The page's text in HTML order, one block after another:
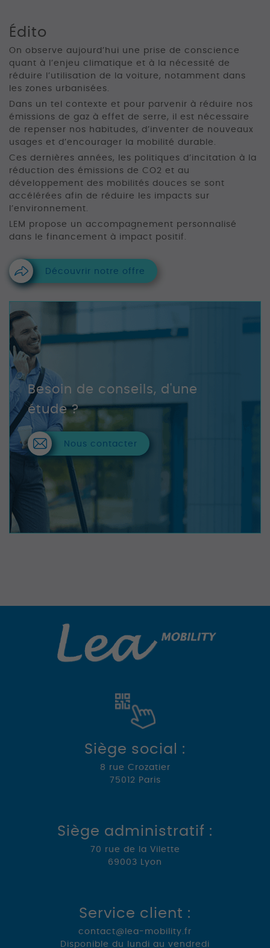
Édito
On observe aujourd’hui une prise de conscience
quant à l’enjeu climatique et à la nécessité de
réduire l’utilisation de la voiture, notamment dans
les zones urbanisées.
Dans un tel contexte et pour parvenir à réduire nos
émissions de gaz à effet de serre, il est nécessaire
de repenser nos habitudes, d’inventer de nouveaux
usages et d’encourager la mobilité durable.
Ces dernières années, les politiques d’incitation à la
réduction des émissions de CO2 et au
développement des mobilités douces se sont
accélérées afin de réduire les impacts sur
l’environnement.
LEM propose un accompagnement personnalisé
dans le financement à impact positif.
Découvrir notre offre
Besoin de conseils, d'une
étude ?
Nous contacter
Siège social :
8 rue Crozatier
75012 Paris
Siège administratif :
70 rue de la Vilette
69003 Lyon
Service client :
contact@lea-mobility.fr
Disponible du lundi au vendredi